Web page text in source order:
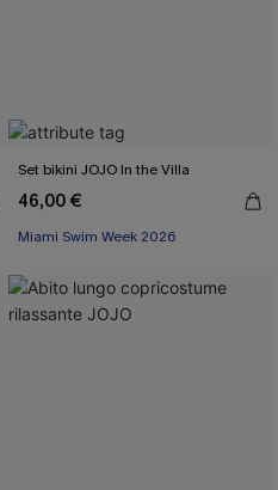
Set bikini JOJO In the Villa
46,00 €
Miami Swim Week 2026